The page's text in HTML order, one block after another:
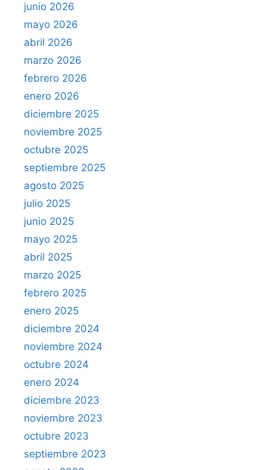
junio 2026
mayo 2026
abril 2026
marzo 2026
febrero 2026
enero 2026
diciembre 2025
noviembre 2025
octubre 2025
septiembre 2025
agosto 2025
julio 2025
junio 2025
mayo 2025
abril 2025
marzo 2025
febrero 2025
enero 2025
diciembre 2024
noviembre 2024
octubre 2024
enero 2024
diciembre 2023
noviembre 2023
octubre 2023
septiembre 2023